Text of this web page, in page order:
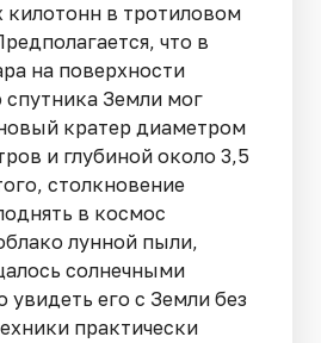
килотонн в тротиловом
что в
на поверхности
спутника Земли мог
кратер диаметром
и глубиной около 3,5
столкновение
в космос
лунной пыли,
солнечными
увидеть его с Земли без
практически